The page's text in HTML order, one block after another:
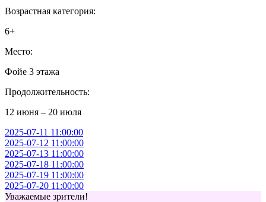
Возрастная категория:
6+
Место:
Фойе 3 этажа
Продолжительность:
12 июня – 20 июля
2025-07-11 11:00:00
2025-07-12 11:00:00
2025-07-13 11:00:00
2025-07-18 11:00:00
2025-07-19 11:00:00
2025-07-20 11:00:00
Уважаемые зрители!